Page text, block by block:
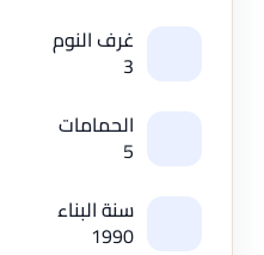
غرف النوم
3
الحمامات
5
سنة البناء
1990